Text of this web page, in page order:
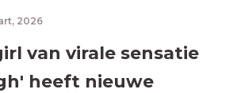
2026
van virale sensatie
heeft nieuwe